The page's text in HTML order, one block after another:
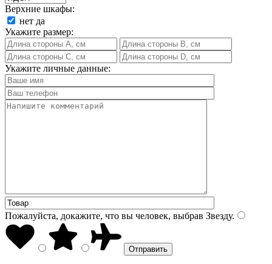
Верхние шкафы:
нет да
Укажите размер:
Укажите личные данные:
Пожалуйста, докажите, что вы человек, выбрав Звезду.